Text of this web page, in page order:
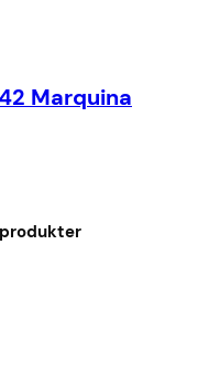
Marquina